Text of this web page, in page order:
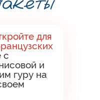
для
с
и
гуру на